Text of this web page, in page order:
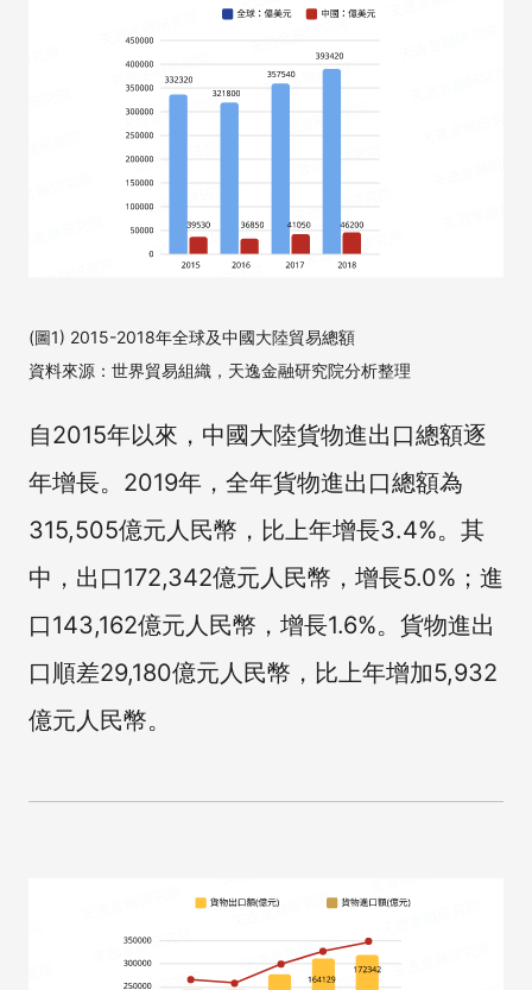
(圖1) 2015-2018年全球及中國大陸貿易總額
資料來源：世界貿易組織，天逸金融研究院分析整理
自2015年以來，中國大陸貨物進出口總額逐
年增長。2019年，全年貨物進出口總額為
315,505億元人民幣，比上年增長3.4%。其
中，出口172,342億元人民幣，增長5.0%；進
口143,162億元人民幣，增長1.6%。貨物進出
口順差29,180億元人民幣，比上年增加5,932
億元人民幣。